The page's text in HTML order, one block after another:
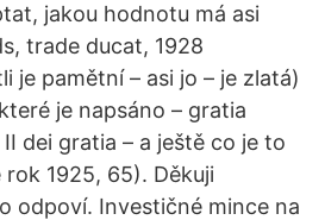
jakou hodnotu má asi
trade ducat, 1928
je pamětní – asi jo – je zlatá)
je napsáno – gratia
dei gratia – a ještě co je to
1925, 65). Děkuji
odpoví. Investičné mince na